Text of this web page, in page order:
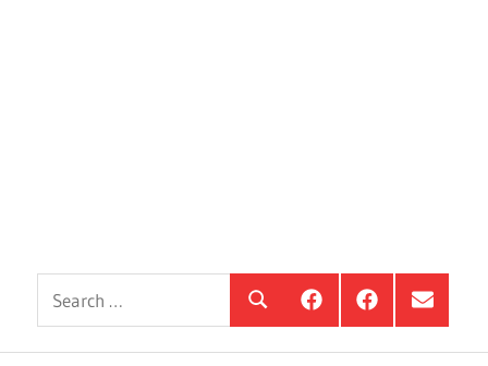
Search
銀
髮
住
宅
投
資
銀
髮,
選
單
項
目